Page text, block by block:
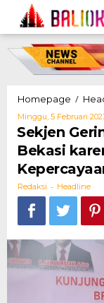
content
Homepage /
Minggu, 5 Februari
Sekjen
Bekasi
Redaksi - Headline